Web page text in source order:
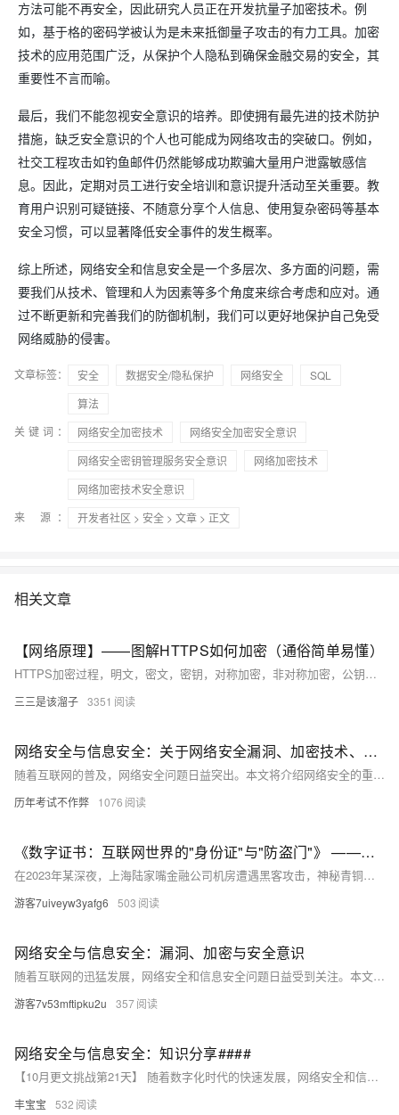
方法可能不再安全，因此研究人员正在开发抗量子加密技术。例
如，基于格的密码学被认为是未来抵御量子攻击的有力工具。加密
技术的应用范围广泛，从保护个人隐私到确保金融交易的安全，其
重要性不言而喻。
最后，我们不能忽视安全意识的培养。即使拥有最先进的技术防护
措施，缺乏安全意识的个人也可能成为网络攻击的突破口。例如，
社交工程攻击如钓鱼邮件仍然能够成功欺骗大量用户泄露敏感信
息。因此，定期对员工进行安全培训和意识提升活动至关重要。教
育用户识别可疑链接、不随意分享个人信息、使用复杂密码等基本
安全习惯，可以显著降低安全事件的发生概率。
综上所述，网络安全和信息安全是一个多层次、多方面的问题，需
要我们从技术、管理和人为因素等多个角度来综合考虑和应对。通
过不断更新和完善我们的防御机制，我们可以更好地保护自己免受
网络威胁的侵害。
文章标签： 安全 数据安全/隐私保护 网络安全
SQL
算法
关键词：
网络安全加密技术
网络安全加密安全意识
网络安全密钥管理服务安全意识
网络加密技术
网络加密技术安全意识
来 源：
开发者社区 > 安全 > 文章 > 正文
相关文章
【网络原理】——图解HTTPS如何加密（通俗简单易懂）
HTTPS加密过程，明文，密文，密钥，对称加密，非对称加密，公钥和私钥，证书加密
三三是该溜子 3351
网络安全与信息安全：关于网络安全漏洞、加密技术、安全意识等方面的知识分享
随着互联网的普及，网络安全问题日益突出。本文将介绍网络安全的重要性，分析常见的网络安全漏洞及其危害，探讨加密技术在保障网络安全中的作用，并强调提高安全意识的必要性。通过本文的学习，读者将了解网络安全的基本概念和应对策略，提升个人和组织的网络安全防护能力。
历年考试不作弊 1076
《数字证书：互联网世界的"身份证"与"防盗门"》 ——揭秘网络安全背后的加密江湖
在2023年某深夜，上海陆家嘴金融公司机房遭遇黑客攻击，神秘青铜大门与九大掌门封印的玉牌突现，阻止了入侵。此门象征数字证书，保障网络安全。数字证书如验钞机识别假币，保护用户数据。它通过SSL/TLS加密、CA认证和非对称加密，构建安全通信。证书分为DV、OV、EV三类，分别适合不同场景。忽视证书安全可能导致巨额损失。阿里云提供一站式证书服务，助力企业部署SSL证书，迎接未来量子计算和物联网挑战。
游客7uiveyw3yafg6 503
网络安全与信息安全：漏洞、加密与安全意识
随着互联网的迅猛发展，网络安全和信息安全问题日益受到关注。本文深入探讨了网络安全漏洞、加密技术以及提高个人和组织的安全意识的重要性。通过分析常见的网络攻击手段如缓冲区溢出、SQL注入等，揭示了计算机系统中存在的缺陷及其潜在威胁。同时，详细介绍了对称加密和非对称加密算法的原理及应用场景，强调了数字签名和数字证书在验证信息完整性中的关键作用。此外，还讨论了培养良好上网习惯、定期备份数据等提升安全意识的方法，旨在帮助读者更好地理解和应对复杂的网络安全挑战。
游客7v53mftipku2u 357
网络安全与信息安全：知识分享####
【10月更文挑战第21天】 随着数字化时代的快速发展，网络安全和信息安全已成为个人和企业不可忽视的关键问题。本文将探讨网络安全漏洞、加密技术以及安全意识的重要性，并提供一些实用的建议，帮助读者提高自身的网络安全防护能力。 ####
丰宝宝 532